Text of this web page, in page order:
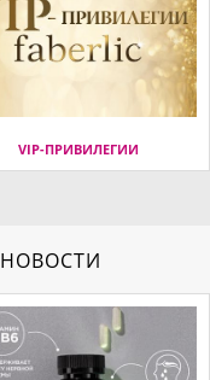
VIP-ПРИВИЛЕГИИ
НОВОСТИ